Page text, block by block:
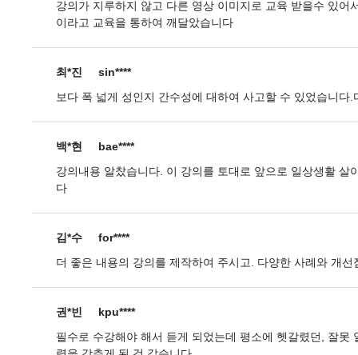
강의가 지루하지 않고 다른 영상 이미지로 교육 받을수 있
이라고 교육을 통하여 깨달았습니다
최*진
sin****
보다 폭 넓게 성인지 간수성에 대하여 사고할 수 있었습니
백*현
bae****
강의내용 알찼습니다. 이 강의를 토대로 앞으로 일상생활
다
김*수
for****
더 좋은 내용의 강의를 제작하여 주시고. 다양한 사례와 개
권*빈
kpu****
필수로 수강해야 해서 듣게 되었는데 평소에 헷갈렸던, 잘